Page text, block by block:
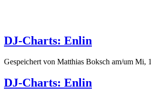
DJ-Charts: Enlin
Gespeichert von Matthias Boksch am/um Mi,
DJ-Charts: Enlin